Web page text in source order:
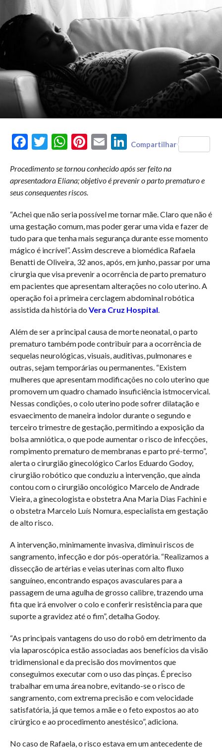
FacebookTwitterWhatsAppPinterest
Email LinkedIn
Compartilhar
Procedimento se tornou conhecido após ser feito na
apresentadora Eliana; objetivo é prevenir o parto prematuro e
seus consequentes riscos.
“Achei que não seria possível me tornar mãe. Claro que não é
uma gestação comum, mas poder gerar uma vida e fazer de
tudo para que tenha mais segurança durante esse momento
mágico é incrível”. Assim descreve a biomédica Rafaela
Benatti de Oliveira, 32 anos, após, em junho, passar por uma
cirurgia que visa prevenir a ocorrência de parto prematuro
em pacientes que apresentam alterações no colo uterino. A
operação foi a primeira cerclagem abdominal robótica
assistida da história do Vera Cruz Hospital.
Além de ser a principal causa de morte neonatal, o parto
prematuro também pode contribuir para a ocorrência de
sequelas neurológicas, visuais, auditivas, pulmonares e
outras, sejam temporárias ou permanentes. “Existem
mulheres que apresentam modificações no colo uterino que
promovem um quadro chamado insuficiência istmocervical.
Nessas condições, o colo uterino pode sofrer dilatação e
esvaecimento de maneira indolor durante o segundo e
terceiro trimestre de gestação, permitindo a exposição da
bolsa amniótica, o que pode aumentar o risco de infecções,
rompimento prematuro de membranas e parto pré-termo”,
alerta o cirurgião ginecológico Carlos Eduardo Godoy,
cirurgião robótico que conduziu a intervenção, que ainda
contou com o cirurgião oncológico Marcelo de Andrade
Vieira, a ginecologista e obstetra Ana Maria Dias Fachini e
o obstetra Marcelo Luís Nomura, especialista em gestação
de alto risco.
A intervenção, minimamente invasiva, diminui riscos de
sangramento, infecção e dor pós-operatória. “Realizamos a
dissecção de artérias e veias uterinas com alto fluxo
sanguíneo, encontrando espaços avasculares para a
passagem de uma agulha de grosso calibre, trazendo uma
fita que irá envolver o colo e conferir resistência para que
suporte a gravidez até o fim”, detalha Godoy.
“As principais vantagens do uso do robô em detrimento da
via laparoscópica estão associadas aos benefícios da visão
tridimensional e da precisão dos movimentos que
conseguimos executar com o uso das pinças. É preciso
trabalhar em uma área nobre, evitando-se o risco de
sangramento, com extrema precisão e com velocidade
satisfatória, já que temos a mãe e o feto expostos ao ato
cirúrgico e ao procedimento anestésico”, adiciona.
No caso de Rafaela, o risco estava em um antecedente de